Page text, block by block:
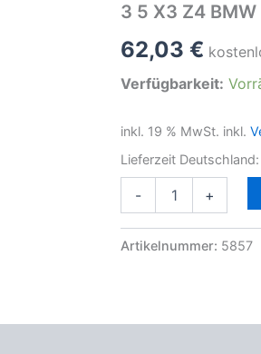
3 5 X3 Z4
62,03 €
Verfügbarkeit:
inkl. 19 % MwSt. inkl.
Lieferzeit Deutschland:
-
Gasket
+
Artikelnummer: 5857